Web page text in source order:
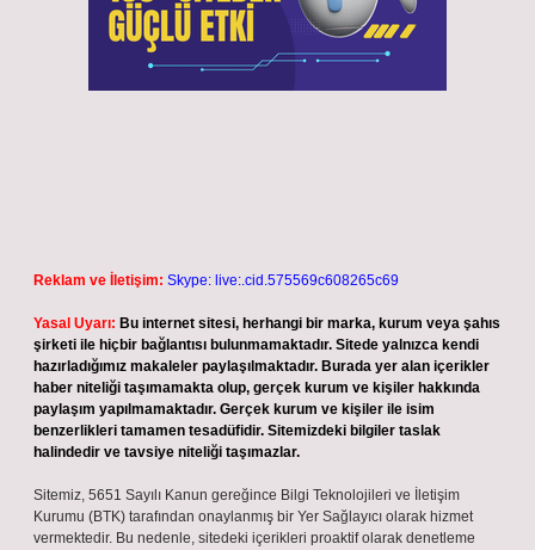
Reklam ve İletişim: Skype: live:.cid.575569c608265c69
Yasal Uyarı: Bu internet sitesi, herhangi bir marka, kurum veya şahıs
şirketi ile hiçbir bağlantısı bulunmamaktadır. Sitede yalnızca kendi
hazırladığımız makaleler paylaşılmaktadır. Burada yer alan içerikler
haber niteliği taşımamakta olup, gerçek kurum ve kişiler hakkında
paylaşım yapılmamaktadır. Gerçek kurum ve kişiler ile isim
benzerlikleri tamamen tesadüfidir. Sitemizdeki bilgiler taslak
halindedir ve tavsiye niteliği taşımazlar.
Sitemiz, 5651 Sayılı Kanun gereğince Bilgi Teknolojileri ve İletişim
Kurumu (BTK) tarafından onaylanmış bir Yer Sağlayıcı olarak hizmet
vermektedir. Bu nedenle, sitedeki içerikleri proaktif olarak denetleme